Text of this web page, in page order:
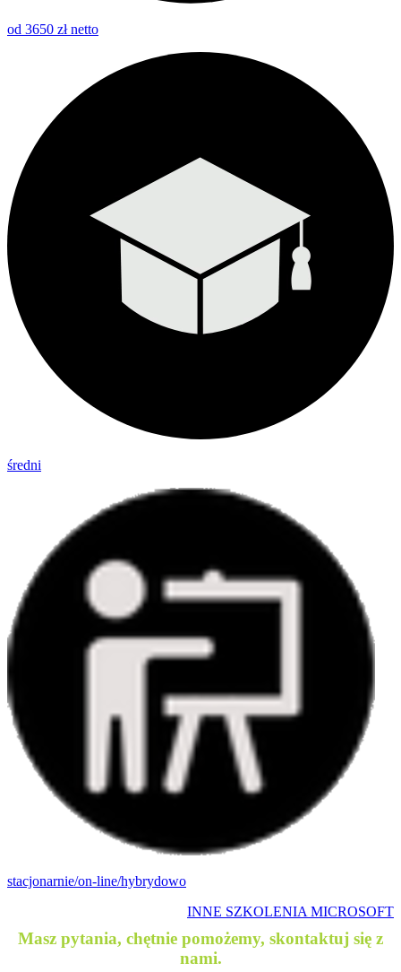
od 3650 zł netto
średni
stacjonarnie/on-line/hybrydowo
INNE SZKOLENIA MICROSOFT
Masz pytania, chętnie pomożemy, skontaktuj się z
nami.